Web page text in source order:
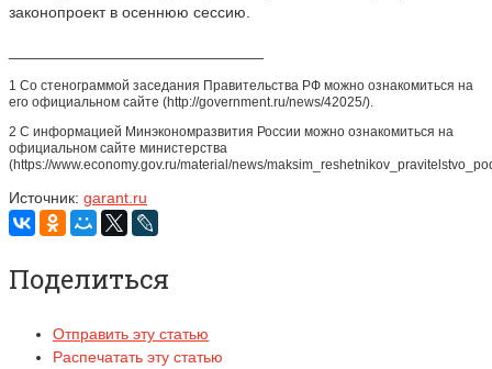
законопроект в осеннюю сессию.
1 Со стенограммой заседания Правительства РФ можно ознакомиться на
его официальном сайте (http://government.ru/news/42025/).
2 С информацией Минэкономразвития России можно ознакомиться на
официальном сайте министерства
(https://www.economy.gov.ru/material/news/
Источник: garant.ru
Поделиться
Отправить эту статью
Распечатать эту статью